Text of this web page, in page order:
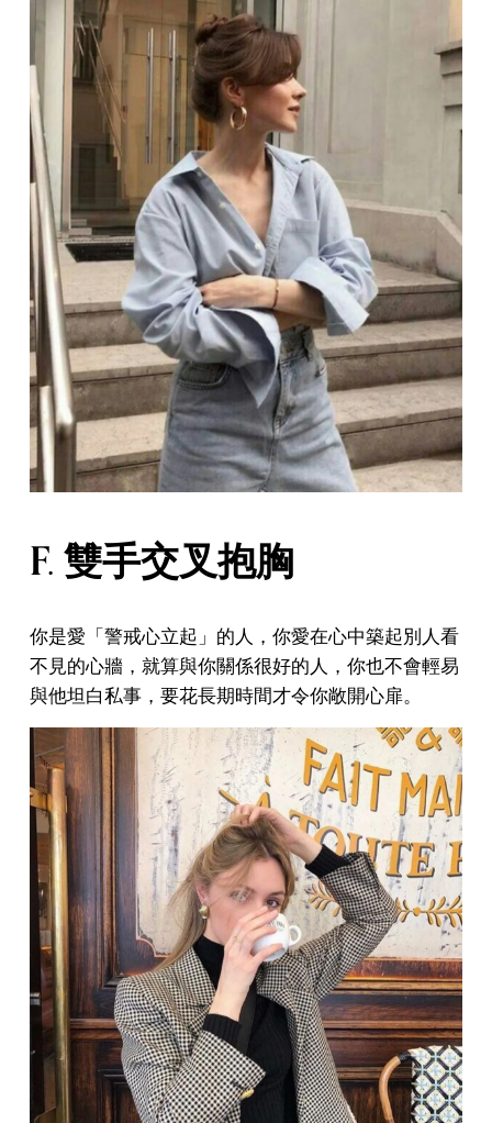
F. 雙手交叉抱胸
你是愛「警戒心立起」的人，你愛在心中築起別人看
不見的心牆，就算與你關係很好的人，你也不會輕易
與他坦白私事，要花長期時間才令你敞開心扉。